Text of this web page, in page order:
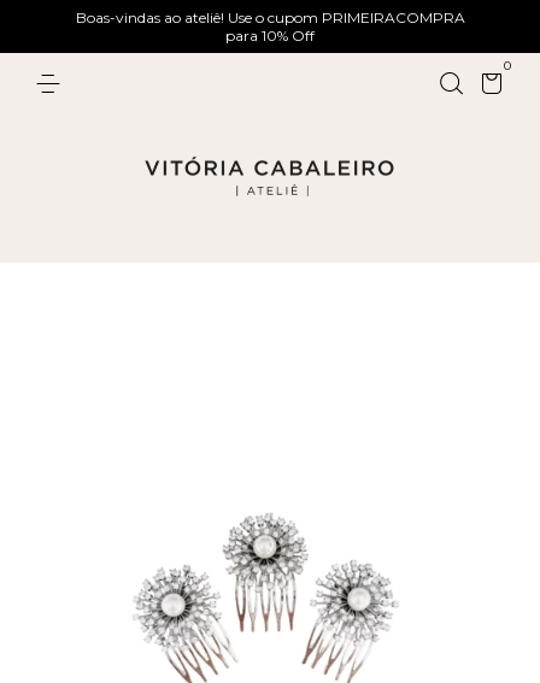
Boas-vindas ao ateliê! Use o cupom PRIMEIRACOMPRA
para 10% Off
0